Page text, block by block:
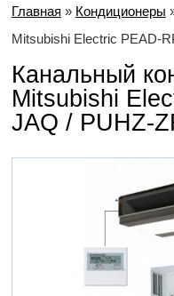
Главная » Кондиционеры
Mitsubishi Electric PEAD-
Канальный
Mitsubishi
JAQ / PUHZ-